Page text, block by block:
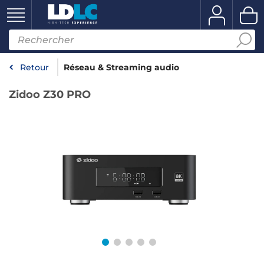
Retour Réseau & Streaming audio
Zidoo Z30 PRO